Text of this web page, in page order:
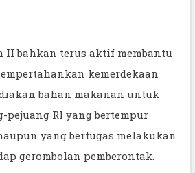
II bahkan terus aktif membantu
kemerdekaan
bahan makanan untuk
pejuang RI yang bertempur
yang bertugas melakukan
gerombolan pemberontak.